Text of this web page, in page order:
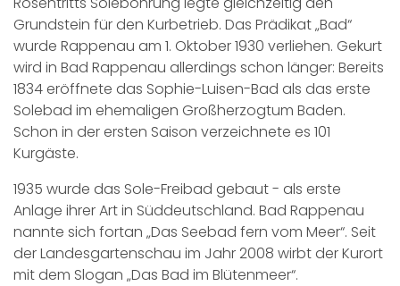
Grundstein für den Kurbetrieb. Das Prädikat „Bad“
wurde Rappenau am 1. Oktober 1930 verliehen. Gekurt
wird in Bad Rappenau allerdings schon länger: Bereits
1834 eröffnete das Sophie-Luisen-Bad als das erste
Solebad im ehemaligen Großherzogtum Baden.
Schon in der ersten Saison verzeichnete es 101
Kurgäste.
1935 wurde das Sole-Freibad gebaut - als erste
Anlage ihrer Art in Süddeutschland. Bad Rappenau
nannte sich fortan „Das Seebad fern vom Meer“. Seit
der Landesgartenschau im Jahr 2008 wirbt der Kurort
mit dem Slogan „Das Bad im Blütenmeer“.